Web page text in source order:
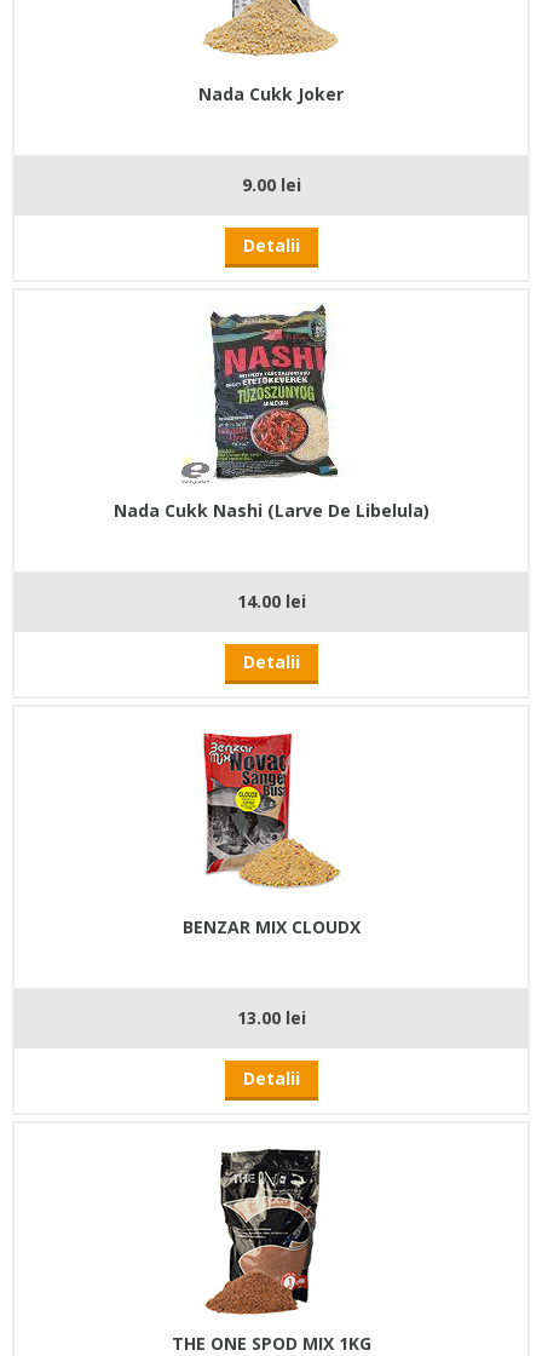
Nada Cukk Joker
9.00 lei
Detalii
Nada Cukk Nashi (Larve De Libelula)
14.00 lei
Detalii
BENZAR MIX CLOUDX
13.00 lei
Detalii
THE ONE SPOD MIX 1KG